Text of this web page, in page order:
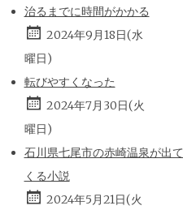
治るまでに時間がかかる
2024年9月18日(水
曜日)
転びやすくなった
2024年7月30日(火
曜日)
石川県七尾市の赤崎温泉が出て
くる小説
2024年5月21日(火